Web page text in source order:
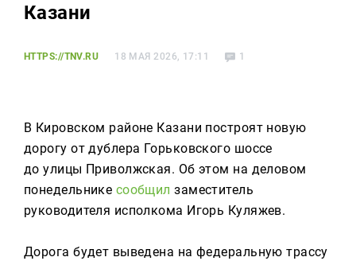
Телепрограмма
reception@tnvtv.ru
Казани
HTTPS://TNV.RU 18 МАЯ 2026, 17:11 1
В Кировском районе Казани построят новую
дорогу от дублера Горьковского шоссе
до улицы Приволжская. Об этом на деловом
понедельнике сообщил заместитель
руководителя исполкома Игорь Куляжев.
Дорога будет выведена на федеральную трассу